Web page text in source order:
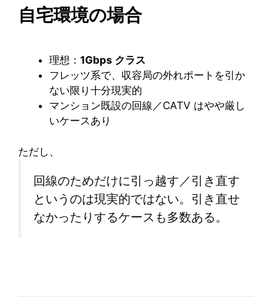
自宅環境の場合
理想： 1Gbps クラス
フレッツ系で、収容局の外れポートを引か
ない限り十分現実的
マンション既設の回線／CATV はやや厳し
いケースあり
ただし、
回線のためだけに引っ越す／引き直す
というのは現実的ではない。引き直せ
なかったりするケースも多数ある。